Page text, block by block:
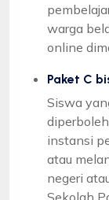
warga
online
Paket C
Siswa
instansi
atau
negeri
Sekolah